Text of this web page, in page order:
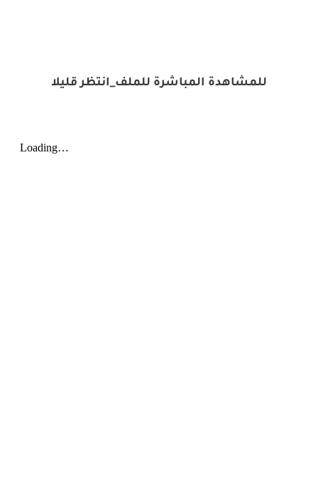
للمشاهدة المباشرة للملف_انتظر قليلا